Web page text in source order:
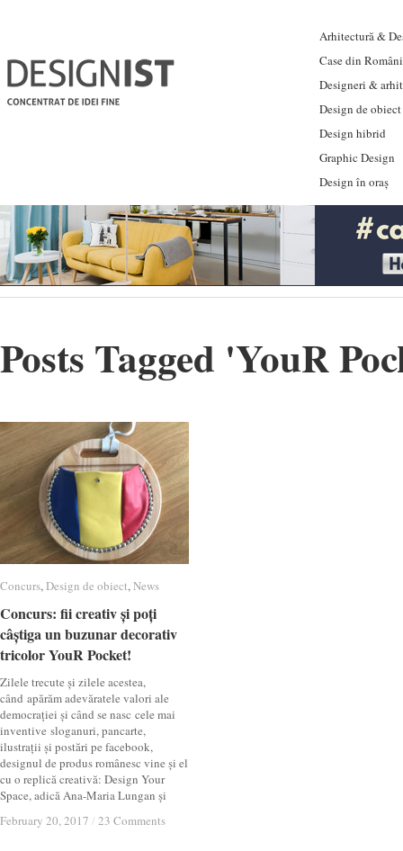
Arhitectură &
Case din
Designeri &
Design de obiect
Design hibrid
Graphic Design
Design în oraș
Posts Tagged 'YouR
Concurs,Design de obiect,News
Concurs: fii creativ și poți
câștiga un buzunar decorativ
tricolor YouR Pocket!
Zilele trecute și zilele acestea,
când apărăm adevăratele valori ale
democrației și când se nasc cele mai
inventive sloganuri, pancarte,
ilustrații și postări pe facebook,
designul de produs românesc vine și el
cu o replică creativă: Design Your
Space, adică Ana-Maria Lungan și
February 20, 2017 / 23 Comments
Concurs Design de obiect News
Concurs: fii creativ și poți
câștiga un buzunar decorativ
tricolor YouR Pocket!
February 20, 2017 / 23 Comments